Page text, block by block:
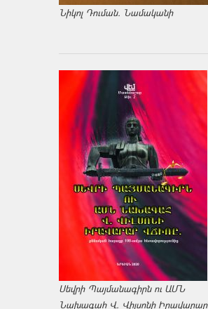
Նիկոլ Դուման. Նամականի
Սեվրի Պայմանագիրն ու ԱՄՆ
Նախագահ Վ. Վիլսոնի Իրավարար